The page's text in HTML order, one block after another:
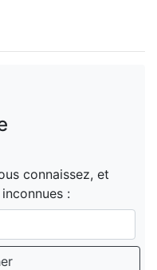
connaissez, et
: